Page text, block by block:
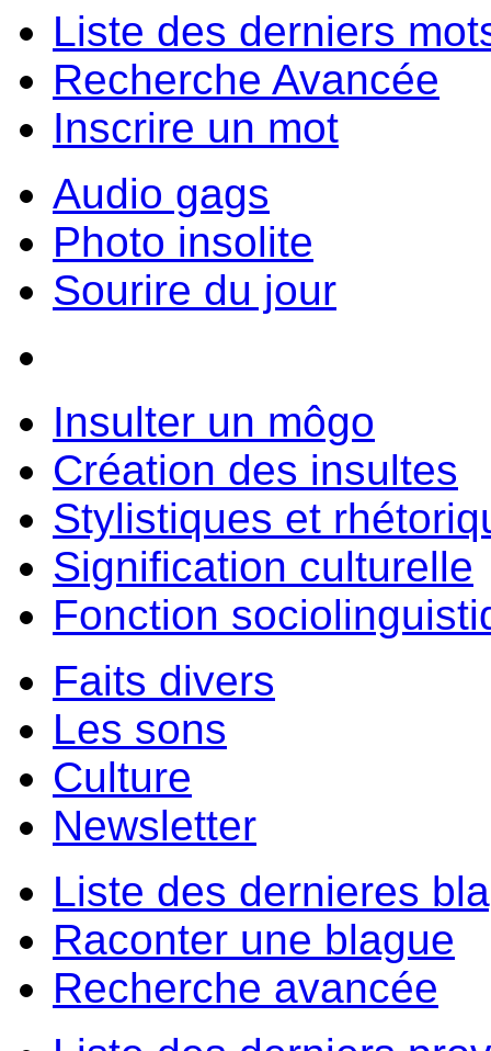
Liste des derniers
Recherche Avancée
Inscrire un mot
Audio gags
Photo insolite
Sourire du jour
Insulter un môgo
Création des insultes
Stylistiques et
Signification culturelle
Fonction
Faits divers
Les sons
Culture
Newsletter
Liste des dernieres
Raconter une blague
Recherche avancée